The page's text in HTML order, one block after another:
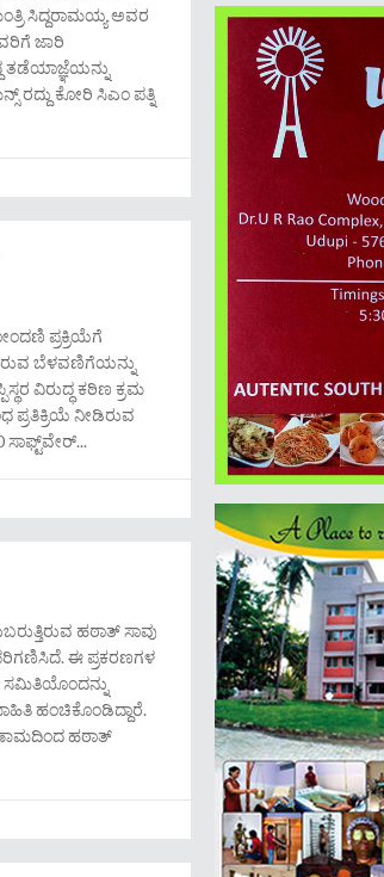
ಸಿದ್ದರಾಮಯ್ಯ ಅವರ
ಜಾರಿ
ರದ್ದು ಕೋರಿ ಸಿಎಂ ಪತ್ನಿ
ಪ್ರಕ್ರಿಯೆಗೆ
ಬೆಳವಣಿಗೆಯನ್ನು
ವಿರುದ್ಧ ಕಠಿಣ ಕ್ರಮ
ಪ್ರತಿಕ್ರಿಯೆ ನೀಡಿರುವ
ಸಾಫ್ಟ್​​​​ವೇರ್
ಹಠಾತ್ ಸಾವು
ಪರಿಗಣಿಸಿದೆ. ಈ ಪ್ರಕರಣಗಳ
ಸಮಿತಿಯೊಂದನ್ನು
ಹಂಚಿಕೊಂಡಿದ್ದಾರೆ.
ಹಠಾತ್